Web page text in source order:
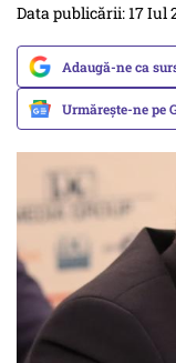
Data publicării: 17 Iul
Adaugă-ne ca
Urmărește-ne pe